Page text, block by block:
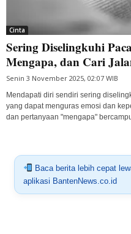
Cinta
Sering Diselingkuhi
Mengapa, dan Cari
Senin 3 November 2025, 02:07 WIB
Mendapati diri sendiri sering
yang dapat menguras emosi dan
dan pertanyaan "mengapa"
Baca berita lebih cepat
aplikasi BantenNews.co.id